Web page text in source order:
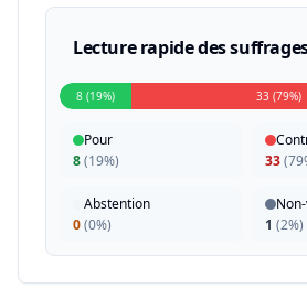
Lecture rapide des
8 (19%) 33 (79%)
Pour
8(19%)
33(
Abstention
0(0%)
1 (2%)